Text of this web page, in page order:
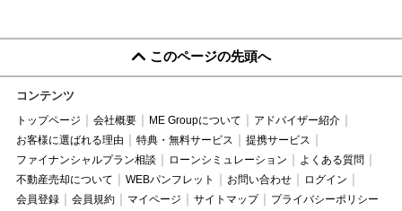
このページの先頭へ
コンテンツ
トップページ 会社概要 ME Groupについて
アドバイザー紹介
お客様に選ばれる理由
特典・無料サービス
提携サービス
ファイナンシャルプラン相談
ローンシミュレーション
よくある質問
不動産売却について
WEBパンフレット お問い合わせ
ログイン
会員登録
会員規約 マイページ サイトマップ プライバシーポリシー